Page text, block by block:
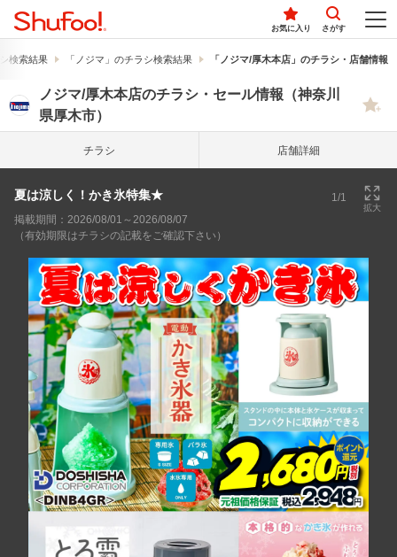
お気に入り さがす
検索結果 「ノジマ」のチラシ検索結果 「ノジマ/厚木本店」のチラシ・店舗情報
ノジマ/厚木本店のチラシ・セール情報（神奈川
県厚木市）
チラシ 店舗詳細
夏は涼しく！かき氷特集★ 1/1
拡大
掲載期間：2026/08/01～2026/08/07
（有効期限はチラシの記載をご確認下さい）